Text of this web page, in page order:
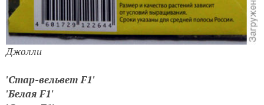
Джолли
'Стар-вельвет F1'
'Белая F1'